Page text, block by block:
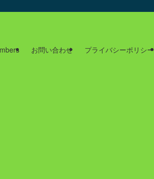
お問い合わせ プライバシーポリシー